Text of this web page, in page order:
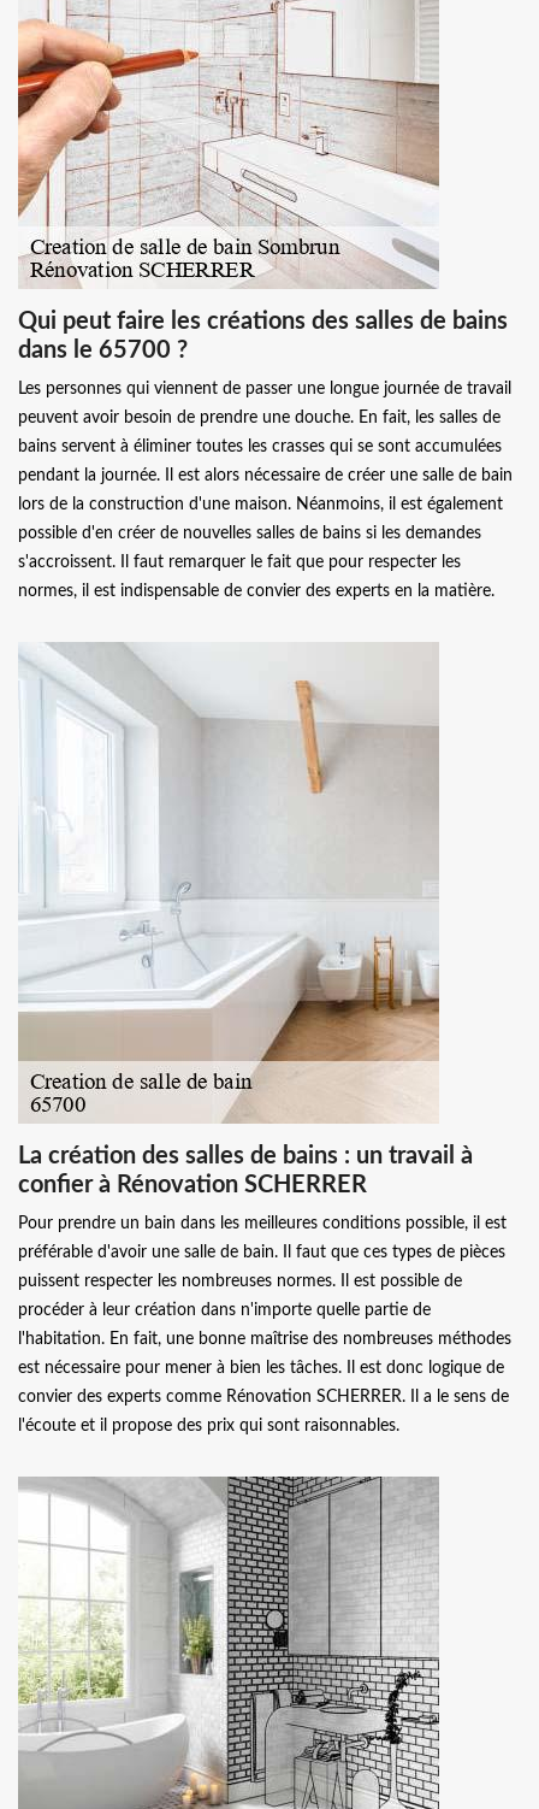
Qui peut faire les créations des salles de bains
dans le 65700 ?
Les personnes qui viennent de passer une longue journée de travail
peuvent avoir besoin de prendre une douche. En fait, les salles de
bains servent à éliminer toutes les crasses qui se sont accumulées
pendant la journée. Il est alors nécessaire de créer une salle de bain
lors de la construction d'une maison. Néanmoins, il est également
possible d'en créer de nouvelles salles de bains si les demandes
s'accroissent. Il faut remarquer le fait que pour respecter les
normes, il est indispensable de convier des experts en la matière.
La création des salles de bains : un travail à
confier à Rénovation SCHERRER
Pour prendre un bain dans les meilleures conditions possible, il est
préférable d'avoir une salle de bain. Il faut que ces types de pièces
puissent respecter les nombreuses normes. Il est possible de
procéder à leur création dans n'importe quelle partie de
l'habitation. En fait, une bonne maîtrise des nombreuses méthodes
est nécessaire pour mener à bien les tâches. Il est donc logique de
convier des experts comme Rénovation SCHERRER. Il a le sens de
l'écoute et il propose des prix qui sont raisonnables.